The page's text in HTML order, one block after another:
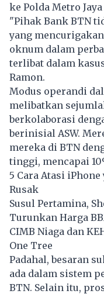
ke Polda Metro
"Pihak Bank BTN
yang
oknum dalam
terlibat dalam
Ramon.
Modus operandi
melibatkan
berkolaborasi
berinisial ASW.
mereka di BTN
tinggi, mencapai
5 Cara Atasi
Rusak
Susul Pertamina,
Turunkan Harga
CIMB Niaga dan
One Tree
Padahal, besaran
ada dalam sistem
BTN. Selain itu,